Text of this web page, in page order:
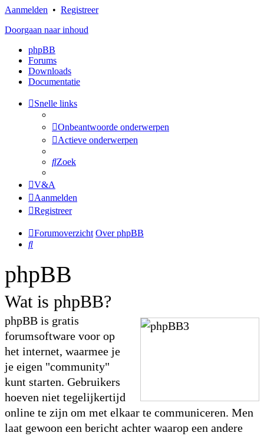
Aanmelden • Registreer
Doorgaan naar inhoud
phpBB
Forums
Downloads
Documentatie
Snelle links
Onbeantwoorde onderwerpen
Actieve onderwerpen
Zoek
V&A
Aanmelden
Registreer
Forumoverzicht Over phpBB
Zoek
phpBB
Wat is phpBB?
phpBB is gratis
forumsoftware voor op
het internet, waarmee je
je eigen "community"
kunt starten. Gebruikers
hoeven niet tegelijkertijd
online te zijn om met elkaar te communiceren. Men
laat gewoon een bericht achter waarop een andere